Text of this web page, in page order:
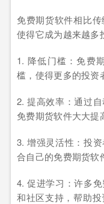
免费期货软件相比
使得它成为越来越多
1. 降低门槛：免费
槛，使得更多的投资
2. 提高效率：通过
免费期货软件大大提
3. 增强灵活性：投
合自己的免费期货软
4. 促进学习：许多
和社区支持，帮助